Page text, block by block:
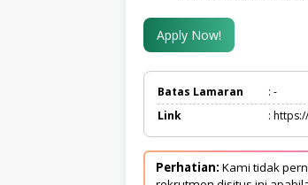
Apply Now!
Batas Lamaran
: -
Link
:
Perhatian: Kami tidak